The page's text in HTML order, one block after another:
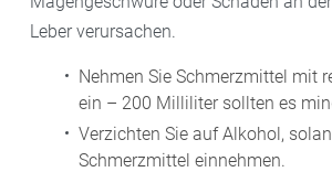
bekommt. Der Wirkstoff ASS sollte bei
nicht bei fieberhaften Infekten. Es
eines Reye-Syndroms, einer seltenen,
tödlichen Erkrankung von Gehirn und
Leber verursachen.
Nehmen Sie Schmerzmittel mit
ein – 200 Milliliter sollten es
Verzichten Sie auf Alkohol,
Schmerzmittel einnehmen.